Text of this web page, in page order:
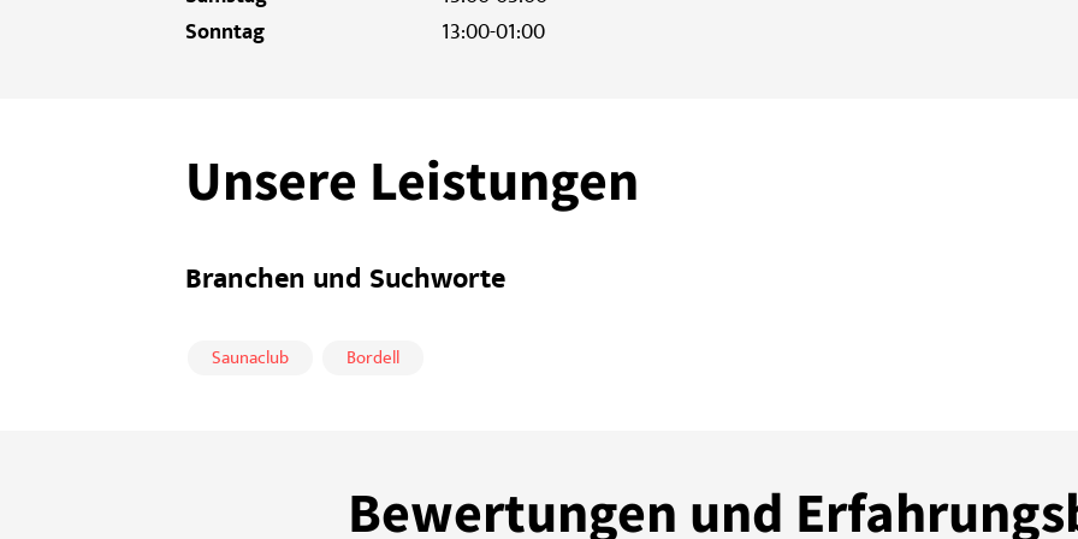
Sonntag 13:00-01:00
Unsere Leistungen
Branchen und Suchworte
Saunaclub Bordell
Bewertungen und